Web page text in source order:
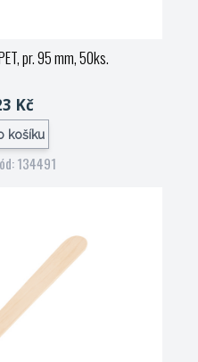
pr. 95 mm, 50ks.
Kč
košíku
134491